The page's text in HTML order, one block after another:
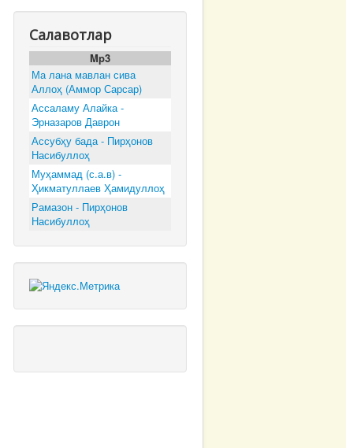
Салавотлар
Mp3
Ма лана мавлан сива
Аллоҳ (Аммор Сарсар)
Ассаламу Алайка -
Эрназаров Даврон
Ассубҳу бада - Пирҳонов
Насибуллоҳ
Муҳаммад (с.а.в) -
Ҳикматуллаев Ҳамидуллоҳ
Рамазон - Пирҳонов
Насибуллоҳ